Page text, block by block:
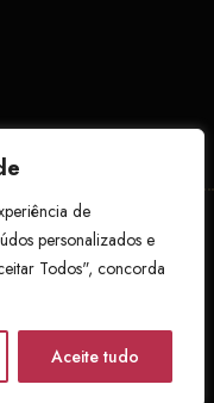
de
personalizados e
Todos", concorda
Aceite tudo
Powered byAntónio
Livro de Reclamações
de Privacidade